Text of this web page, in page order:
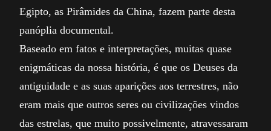
Egipto, as Pirâmides da China, fazem parte desta
panóplia documental.
Baseado em fatos e interpretações, muitas quase
enigmáticas da nossa história, é que os Deuses da
antiguidade e as suas aparições aos terrestres, não
eram mais que outros seres ou civilizações vindos
das estrelas, que muito possivelmente, atravessaram